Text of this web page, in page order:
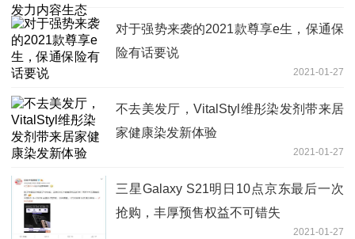
对于强势来袭的2021款尊享e生，保通保
险有话要说
2021-01-27
不去美发厅，VitalStyl维彤染发剂带来居
家健康染发新体验
2021-01-27
三星Galaxy S21明日10点京东最后一次
抢购，丰厚预售权益不可错失
2021-01-27